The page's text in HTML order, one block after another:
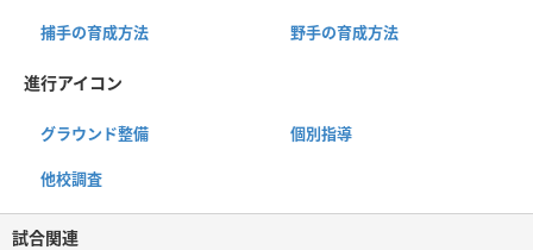
捕手の育成方法 野手の育成方法
進行アイコン
グラウンド整備 個別指導
他校調査
試合関連